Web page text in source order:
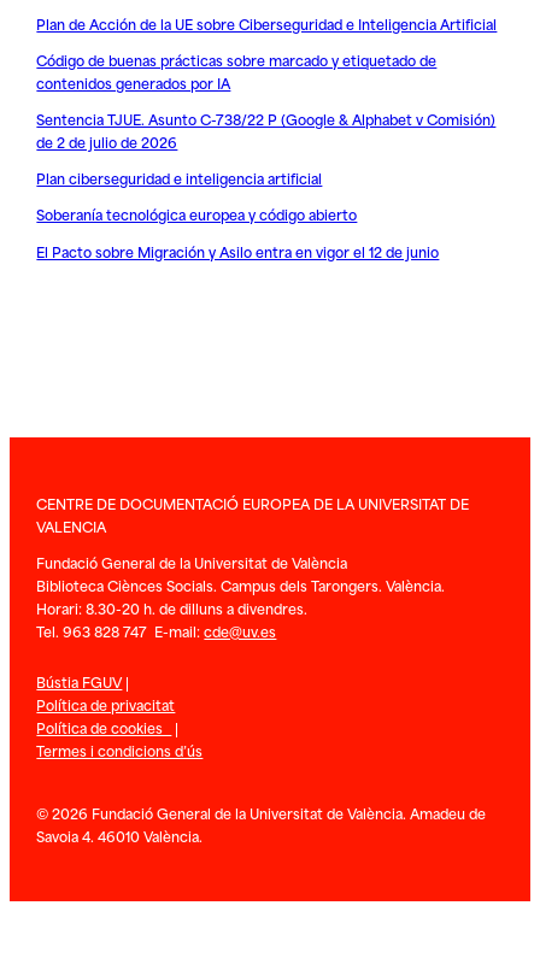
Plan de Acción de la UE sobre Ciberseguridad e Inteligencia Artificial
Código de buenas prácticas sobre marcado y etiquetado de
contenidos generados por IA
Sentencia TJUE. Asunto C-738/22 P (Google & Alphabet v Comisión)
de 2 de julio de 2026
Plan ciberseguridad e inteligencia artificial
Soberanía tecnológica europea y código abierto
El Pacto sobre Migración y Asilo entra en vigor el 12 de junio
CENTRE DE DOCUMENTACIÓ EUROPEA DE LA UNIVERSITAT DE
VALENCIA
Fundació General de la Universitat de València
Biblioteca Ciènces Socials. Campus dels Tarongers. València.
Horari: 8.30-20 h. de dilluns a divendres.
Tel. 963 828 747 E-mail:cde@uv.es
Bústia FGUV|
Política de privacitat
Política de cookies |
Termes i condicions d’ús
© 2026 Fundació General de la Universitat de València. Amadeu de
Savoia 4. 46010 València.